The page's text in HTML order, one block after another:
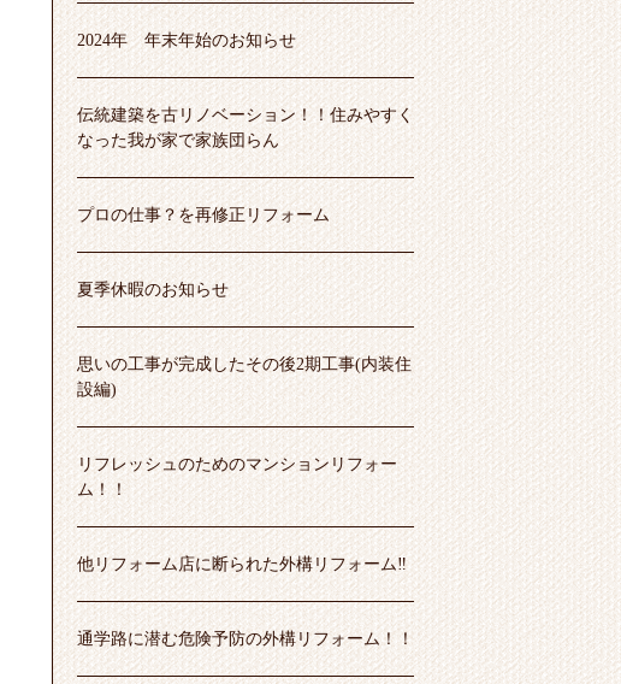
2024年 年末年始のお知らせ
伝統建築を古リノベーション！！住みやすく
なった我が家で家族団らん
プロの仕事？を再修正リフォーム
夏季休暇のお知らせ
思いの工事が完成したその後2期工事(内装住
設編)
リフレッシュのためのマンションリフォー
ム！！
他リフォーム店に断られた外構リフォーム‼
通学路に潜む危険予防の外構リフォーム！！